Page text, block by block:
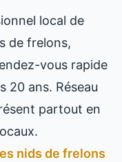
local de
de frelons,
vous rapide
20 ans. Réseau
partout en
nids de frelons